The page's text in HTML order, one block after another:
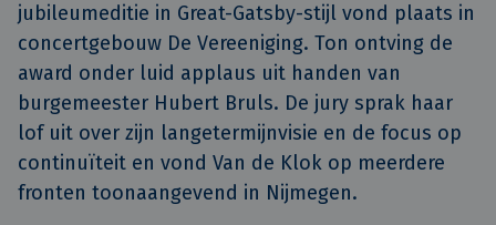
jubileumeditie in Great-Gatsby-stijl vond plaats in
concertgebouw De Vereeniging. Ton ontving de
award onder luid applaus uit handen van
burgemeester Hubert Bruls. De jury sprak haar
lof uit over zijn langetermijnvisie en de focus op
continuïteit en vond Van de Klok op meerdere
fronten toonaangevend in Nijmegen.